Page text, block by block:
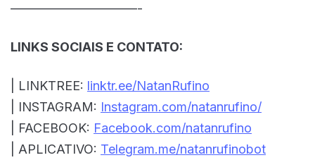
——————————-
LINKS SOCIAIS E CONTATO:
| LINKTREE: linktr.ee/NatanRufino
| INSTAGRAM: Instagram.com/natanrufino/
| FACEBOOK: Facebook.com/natanrufino
| APLICATIVO: Telegram.me/natanrufinobot